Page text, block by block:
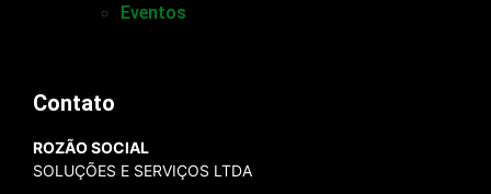
Eventos
Contato
ROZÃO SOCIAL
SOLUÇÕES E SERVIÇOS LTDA